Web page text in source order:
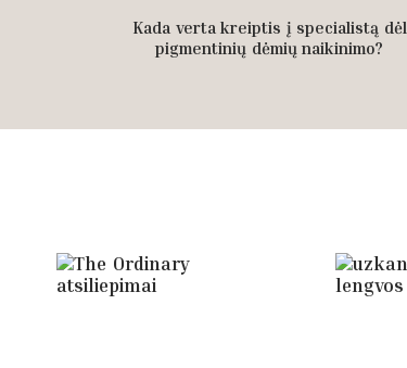
Kada verta kreiptis į specialistą dėl
pigmentinių dėmių naikinimo?